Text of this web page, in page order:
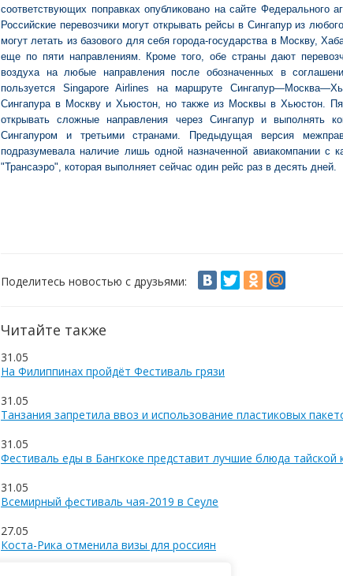
соответствующих поправках опубликовано на сайте Федерального
Российские перевозчики могут открывать рейсы в Сингапур из
могут летать из базового для себя города-государства в Москву,
еще по пяти направлениям. Кроме того, обе страны дают
воздуха на любые направления после обозначенных в
пользуется Singapore Airlines на маршруте
Сингапура в Москву и Хьюстон, но также из Москвы в Хьюстон.
открывать сложные направления через Сингапур и выполнять
Сингапуром и третьими странами. Предыдущая версия
подразумевала наличие лишь одной назначенной авиакомпании с
"Трансаэро", которая выполняет сейчас один рейс раз в десять дней.
Поделитесь новостью с друзьями:
Читайте также
31.05
На Филиппинах пройдёт Фестиваль грязи
31.05
Танзания запретила ввоз и использование пластиковых
31.05
Фестиваль еды в Бангкоке представит лучшие блюда тайской
31.05
Всемирный фестиваль чая-2019 в Сеуле
27.05
Коста-Рика отменила визы для россиян